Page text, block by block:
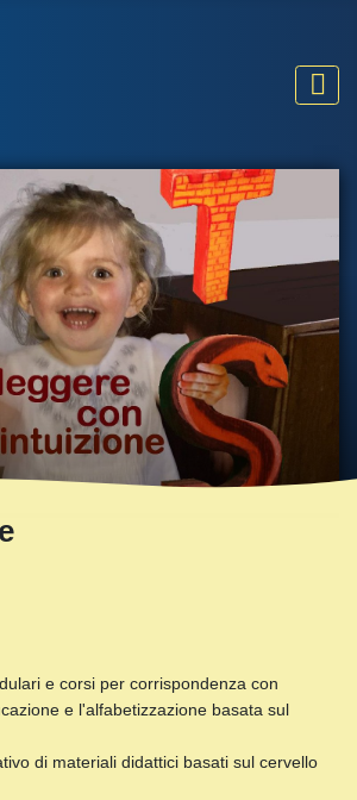
e corsi per corrispondenza con
e l'alfabetizzazione basata sul
di materiali didattici basati sul cervello